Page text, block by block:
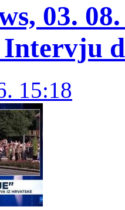
03.
Intervju
15:18